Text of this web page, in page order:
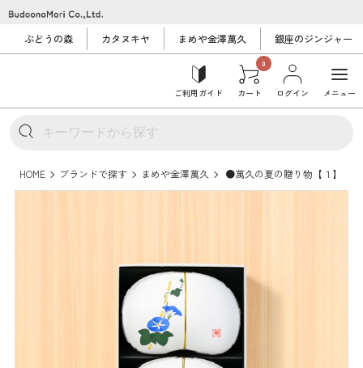
ぶどうの森 カタヌキヤ まめや金澤萬久 銀座のジンジャー
ご利用ガイド
0
カート ログイン メニュー
HOME ブランドで探す まめや金澤萬久 ●萬久の夏の贈り物【１】